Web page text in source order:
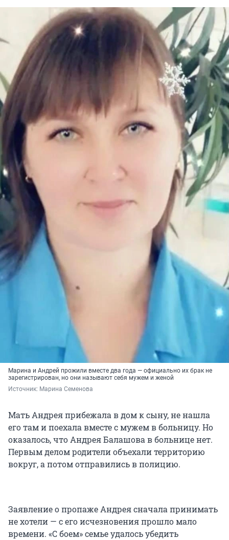
Марина и Андрей прожили вместе два года — официально их брак не
зарегистрирован, но они называют себя мужем и женой
Источник: Марина Семенова
Мать Андрея прибежала в дом к сыну, не нашла
его там и поехала вместе с мужем в больницу. Но
оказалось, что Андрея Балашова в больнице нет.
Первым делом родители объехали территорию
вокруг, а потом отправились в полицию.
Заявление о пропаже Андрея сначала принимать
не хотели — с его исчезновения прошло мало
времени. «С боем» семье удалось убедить